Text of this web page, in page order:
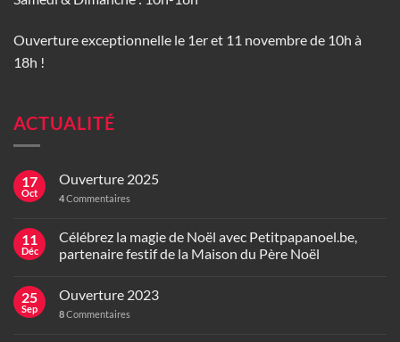
Ouverture exceptionnelle le 1er et 11 novembre de 10h à
18h !
ACTUALITÉ
17
Oct
Ouverture 2025
4Commentaires
11
Déc
Célébrez la magie de Noël avec Petitpapanoel.be,
partenaire festif de la Maison du Père Noël
25
Sep
Ouverture 2023
8Commentaires